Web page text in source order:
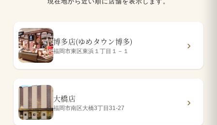
博多店(ゆめタウン博多)
福岡市東区東浜１丁目１－１
大橋店
福岡市南区大橋3丁目31-27